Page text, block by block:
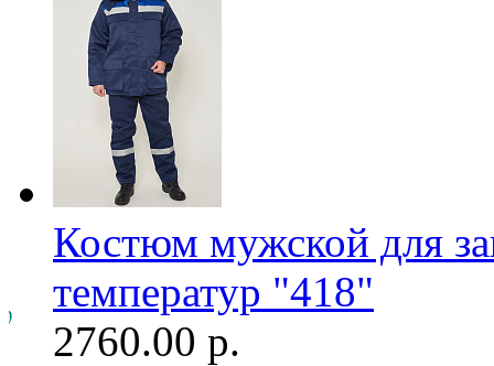
Костюм мужской для
температур "418"
2760.00 р.